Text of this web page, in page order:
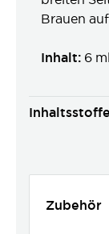
Brauen
Inhalt: 6 ml
Inhaltsstoffe
Zubehör